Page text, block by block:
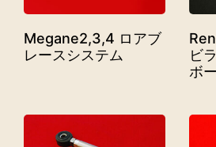
Megane2,3,4 ロアブ
レースシステム
ビ
ボ